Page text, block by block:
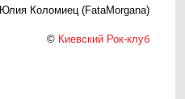
Юлия Коломиец (FataMorgana)
© Киевский Рок-клуб